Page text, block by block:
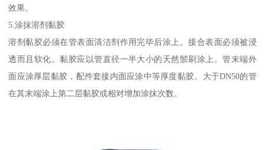
效果。
5.涂抹溶剂黏胶
溶剂黏胶必须在管表面清洁剂作用完毕后涂上。接合表面必须被浸
透而且软化。黏胶应以管直径一半大小的天然鬃刷涂上。管末端外
面应涂厚层黏胶，配件套接内面应涂中等厚度黏胶。大于DN50的管
在其末端涂上第二层黏胶或相对增加涂抹次数。